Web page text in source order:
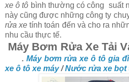
xe ô tô bình thường có công suất
này cũng được những công ty
rửa xe tính toán đến và cho ra
nhu cầu thực tế.
Máy Bơm Rửa Xe Tải
.Máy bơm rửa xe ô tô gia
xe ô tô xe máy/Nước rửa xe bọt